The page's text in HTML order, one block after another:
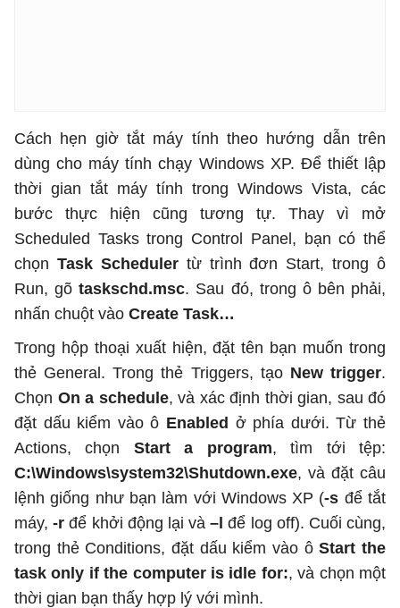
Cách hẹn giờ tắt máy tính theo hướng dẫn trên
dùng cho máy tính chạy Windows XP. Để thiết lập
thời gian tắt máy tính trong Windows Vista, các
bước thực hiện cũng tương tự. Thay vì mở
Scheduled Tasks trong Control Panel, bạn có thể
chọn Task Schedulertừ trình đơn Start, trong ô
Run, gõtaskschd.msc. Sau đó, trong ô bên phải,
nhấn chuột vào Create Task…
Trong hộp thoại xuất hiện, đặt tên bạn muốn trong
thẻ General. Trong thẻ Triggers, tạo New trigger.
Chọn On a schedule, và xác định thời gian, sau đó
đặt dấu kiểm vào ô Enabled ở phía dưới. Từ thẻ
Actions, chọn Start a program, tìm tới tệp:
C:\Windows\system32\Shutdown.exe, và đặt câu
lệnh giống như bạn làm với Windows XP (-s để tắt
máy,-r để khởi động lại và–l để log off). Cuối cùng,
trong thẻ Conditions, đặt dấu kiểm vào ôStart the
task only if the computer is idle for:, và chọn một
thời gian bạn thấy hợp lý với mình.